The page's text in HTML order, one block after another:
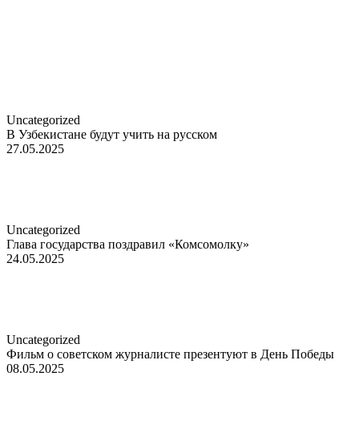
Uncategorized
В Узбекистане будут учить на русском
27.05.2025
Uncategorized
Глава государства поздравил «Комсомолку»
24.05.2025
Uncategorized
Фильм о советском журналисте презентуют в День Победы
08.05.2025